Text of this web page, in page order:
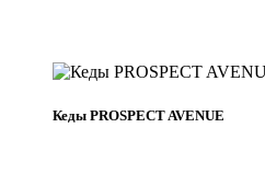
Кеды PROSPECT AVENUE